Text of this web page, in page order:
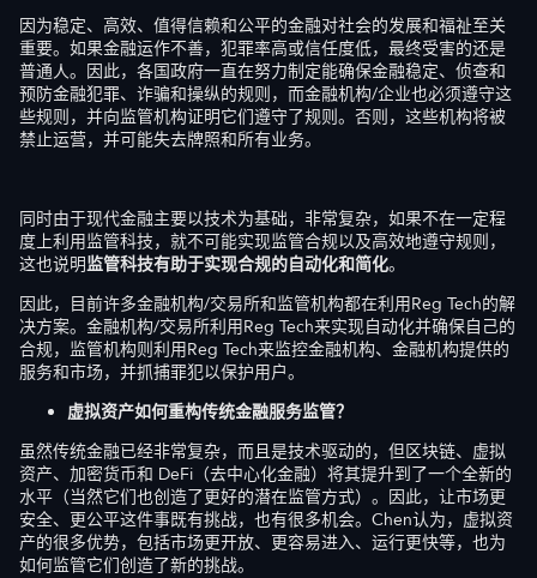
因为稳定、高效、值得信赖和公平的金融对社会的发展和福祉至关
重要。如果金融运作不善，犯罪率高或信任度低，最终受害的还是
普通人。因此，各国政府一直在努力制定能确保金融稳定、侦查和
预防金融犯罪、诈骗和操纵的规则，而金融机构/企业也必须遵守这
些规则，并向监管机构证明它们遵守了规则。否则，这些机构将被
禁止运营，并可能失去牌照和所有业务。
同时由于现代金融主要以技术为基础，非常复杂，如果不在一定程
度上利用监管科技，就不可能实现监管合规以及高效地遵守规则，
这也说明监管科技有助于实现合规的自动化和简化。
因此，目前许多金融机构/交易所和监管机构都在利用Reg Tech的解
决方案。金融机构/交易所利用Reg Tech来实现自动化并确保自己的
合规，监管机构则利用Reg Tech来监控金融机构、金融机构提供的
服务和市场，并抓捕罪犯以保护用户。
虚拟资产如何重构传统金融服务监管？
虽然传统金融已经非常复杂，而且是技术驱动的，但区块链、虚拟
资产、加密货币和 DeFi（去中心化金融）将其提升到了一个全新的
水平（当然它们也创造了更好的潜在监管方式）。因此，让市场更
安全、更公平这件事既有挑战，也有很多机会。Chen认为，虚拟资
产的很多优势，包括市场更开放、更容易进入、运行更快等，也为
如何监管它们创造了新的挑战。